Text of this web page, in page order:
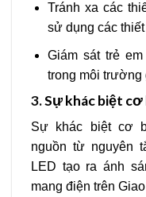
Tránh xa các
sử dụng các thiết
Giám sát trẻ
trong môi trường
3.Sự khác biệt cơ
Sự khác biệt cơ
nguồn từ nguyên
LED tạo ra ánh
mang điện trên